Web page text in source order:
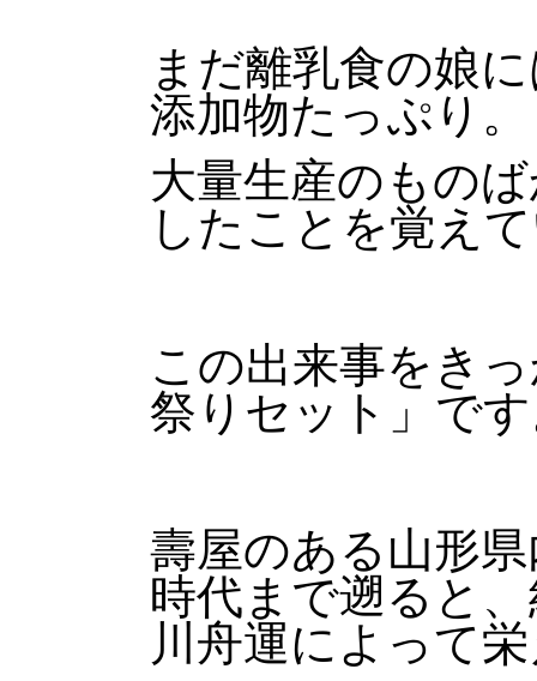
まだ離乳食の娘
添加物たっぷり。
大量生産のもの
したことを覚え
この出来事をき
祭りセット」で
壽屋のある山形
時代まで遡ると
川舟運によって